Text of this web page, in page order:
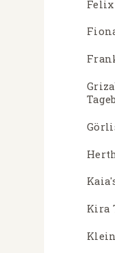
Felix
Kira